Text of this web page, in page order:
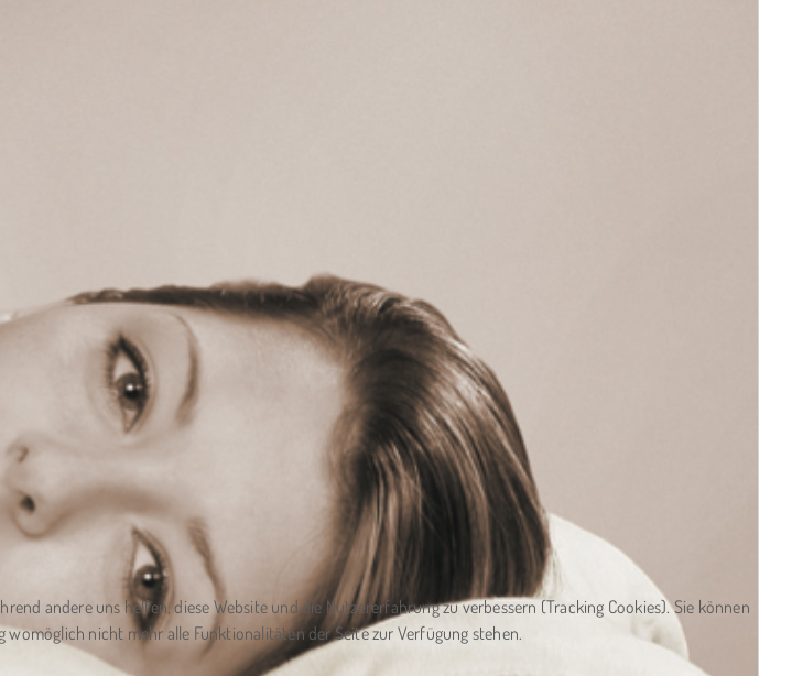
andere uns helfen, diese Website und die Nutzererfahrung zu verbessern (Tracking Cookies). Sie können
nicht mehr alle Funktionalitäten der Seite zur Verfügung stehen.